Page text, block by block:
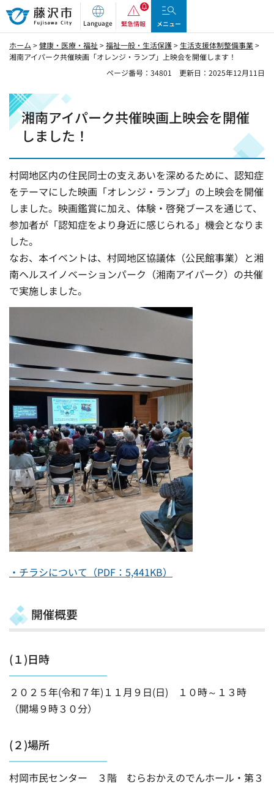
藤沢市
Language 緊急情報 メニュー
ホーム >健康・医療・福祉>福祉一般・生活保護>生活支援体制整備事業>
湘南アイパーク共催映画「オレンジ・ランプ」上映会を開催します！
ページ番号：34801
更新日：2025年12月11日
湘南アイパーク共催映画上映会を開催
しました！
村岡地区内の住民同士の支えあいを深めるために、認知症
をテーマにした映画「オレンジ・ランプ」の上映会を開催
しました。映画鑑賞に加え、体験・啓発ブースを通じて、
参加者が「認知症をより身近に感じられる」機会となりま
した。
なお、本イベントは、村岡地区協議体（公民館事業）と湘
南ヘルスイノベーションパーク（湘南アイパーク）の共催
で実施しました。
・チラシについて（PDF：5,441KB）
開催概要
(１)日時
２０２５年(令和７年)１１月９日(日) １０時～１３時
（開場９時３０分）
(２)場所
村岡市民センター ３階 むらおかえのでんホール・第３